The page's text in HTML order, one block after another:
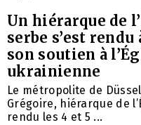
Un hiérarque de
serbe s’est
son soutien à
ukrainienne
Le métropolite de
Grégoire, hiérarque de
rendu les 4 et 5 ...